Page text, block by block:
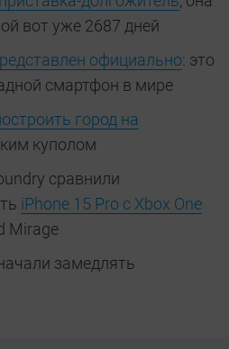
вот уже 2687 дней
официально: это
смартфон в мире
город на
куполом
сравнили
iPhone 15 Pro с Xbox One
Mirage
замедлять